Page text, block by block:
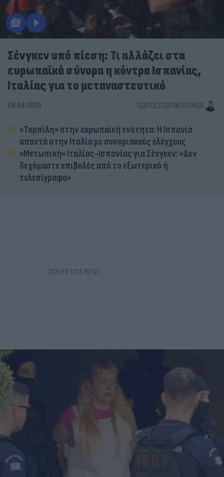
Σένγκεν υπό πίεση: Τι αλλάζει στα
ευρωπαϊκά σύνορα η κόντρα Ισπανίας,
Ιταλίας για το μεταναστευτικό
08.08.2026 ΓΙΏΡΓΟΣ ΓΕΩΡΓΑΚΌΠΟΥΛΟΣ
«Τορπίλη» στην ευρωπαϊκή ενότητα: Η Ισπανία
απαντά στην Ιταλία με συνοριακούς ελέγχους
«Μετωπική» Ιταλίας-Ισπανίας για Σένγκεν: «Δεν
δεχόμαστε επιβολές από το εξωτερικό ή
τελεσίγραφα»